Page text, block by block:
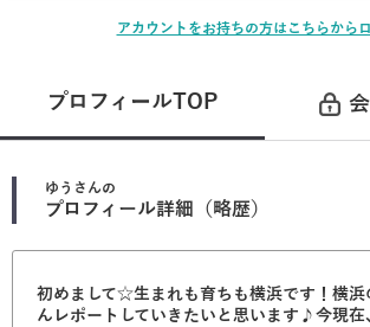
アカウントをお持ちの方はこちらから
プロフィールTOP
ゆう さんの
プロフィール詳細（略歴）
初めまして☆生まれも育ちも横浜です！横浜
んレポートしていきたいと思います♪今現在